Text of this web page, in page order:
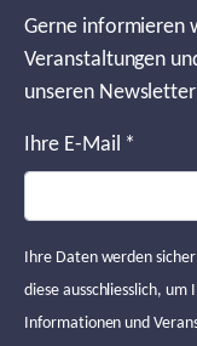
Gerne informieren
Veranstaltungen
unseren
Ihre E-Mail *
Ihre Daten werden
diese ausschliesslich,
Informationen und